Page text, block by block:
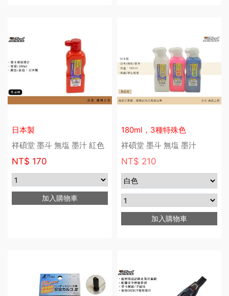
日本製
祥碩堂 墨斗 無塩 墨汁 紅色
NT$ 170
加入購物車
180ml，3種特殊色
祥碩堂 墨斗 無塩 墨汁
NT$ 210
加入購物車